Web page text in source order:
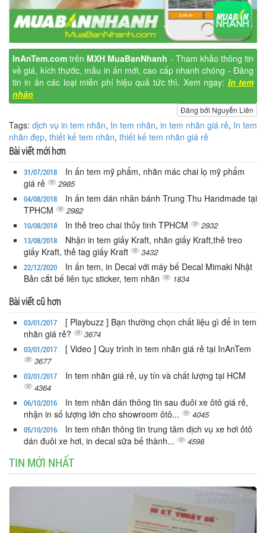
InAnTem.com trên MXH MuaBanNhanh - Tham khảo thông tin
về giá, kích thước, mẫu in ấn mới, cao cấp nhanh chóng - Đăng
tin in ấn các loại miễn phí hiệu quả tức thì. Xem ngay: In tem
nhãn
Đăng bởi Nguyễn Liên
Tags: dịch vụ in tem nhãn, In tem nhãn, in tem nhãn giá rẻ, In tem
nhãn đẹp, thiết kế tem nhãn, thiết kế tem nhãn giá rẻ
Bài viết mới hơn
31/07/2018
In ấn tem mỹ phẩm, nhãn mác chai lọ mỹ phẩm
giá rẻ
2985
04/08/2018
In ấn tem dán nhân bánh Trung Thu Handmade tại
TPHCM
2982
10/08/2018 In thẻ treo chai thủy tinh TPHCM 2932
13/08/2018
Nhận in tem giấy Kraft, nhãn giấy Kraft,thẻ treo
giấy Kraft, thẻ tag giấy Kraft
3432
22/12/2020
In ấn tem, in Decal với máy bế Decal Mimaki Nhật
Bản cắt bế liên tục sticker, tem nhãn
1834
Bài viết cũ hơn
03/01/2017
[ Playbuzz ] Bạn thường chọn chất liệu gì để in tem
nhãn giá rẻ?
3674
03/01/2017 [ Video ] Quy trình in tem nhãn giá rẻ tại InAnTem
3677
03/01/2017 In tem nhãn giá rẻ, uy tín và chất lượng tại HCM
4364
06/10/2016
In tem nhãn dán thông tin sau đuôi xe ôtô giá rẻ,
nhận in số lượng lớn cho showroom ôtô...
4045
05/10/2016
In tem nhãn thông tin trung tâm dịch vụ xe hơi ôtô
dán đuôi xe hơi, in decal sữa bế thành...
4598
TIN MỚI NHẤT